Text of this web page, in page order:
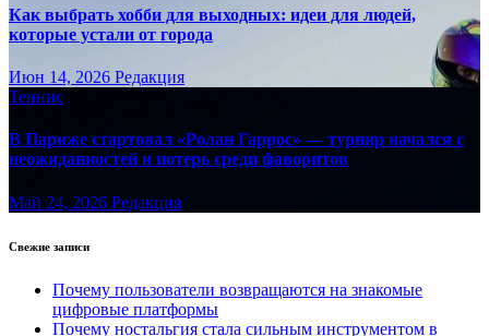
Как выбрать хобби для выходных: идеи для людей,
которые устали от города
Июн 14, 2026 Редакция
Теннис
В Париже стартовал «Ролан Гаррос» — турнир начался с
неожиданностей и потерь среди фаворитов
Май 24, 2026 Редакция
Свежие записи
Почему пользователи возвращаются на знакомые
цифровые платформы
Почему ностальгия стала сильным инструментом в